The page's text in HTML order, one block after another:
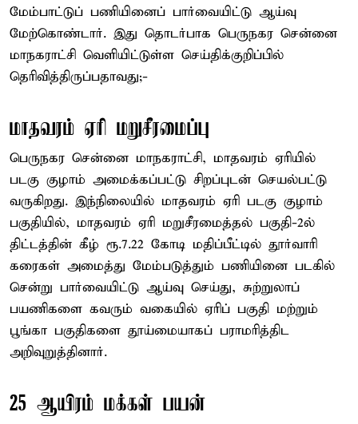
மேம்பாட்டுப் பணியினைப் பார்வையிட்டு ஆய்வு
மேற்கொண்டார். இது தொடர்பாக பெருநகர சென்னை
மாநகராட்சி வெளியிட்டுள்ள செய்திக்குறிப்பில்
தெரிவித்திருப்பதாவது;-
மாதவரம் ஏரி மறுசீரமைப்பு
பெருநகர சென்னை மாநகராட்சி, மாதவரம் ஏரியில்
படகு குழாம் அமைக்கப்பட்டு சிறப்புடன் செயல்பட்டு
வருகிறது. இந்நிலையில் மாதவரம் ஏரி படகு குழாம்
பகுதியில், மாதவரம் ஏரி மறுசீரமைத்தல் பகுதி-2ல்
திட்டத்தின் கீழ் ரூ.7.22 கோடி மதிப்பீட்டில் தூர்வாரி
கரைகள் அமைத்து மேம்படுத்தும் பணியினை படகில்
சென்று பார்வையிட்டு ஆய்வு செய்து, சுற்றுலாப்
பயணிகளை கவரும் வகையில் ஏரிப் பகுதி மற்றும்
பூங்கா பகுதிகளை தூய்மையாகப் பராமரித்திட
அறிவுறுத்தினார்.
25 ஆயிரம் மக்கள் பயன்